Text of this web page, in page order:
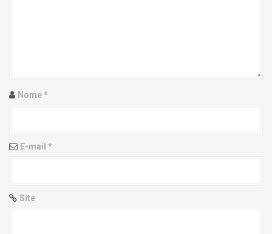
i
n
Nome*
E-mail *
Site